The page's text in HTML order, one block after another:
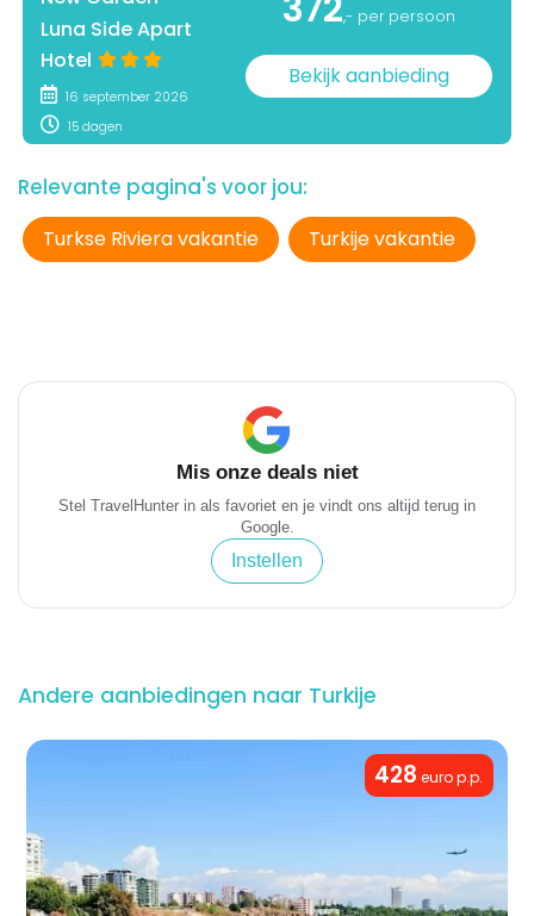
Luna Side Apart
Hotel
16 september 2026
15 dagen
372,- per persoon
Bekijk aanbieding
Relevante pagina's voor jou:
Turkse Riviera vakantie Turkije vakantie
Mis onze deals niet
Stel TravelHunter in als favoriet en je vindt ons altijd terug in
Google.
Instellen
Andere aanbiedingen naar Turkije
428 euro p.p.